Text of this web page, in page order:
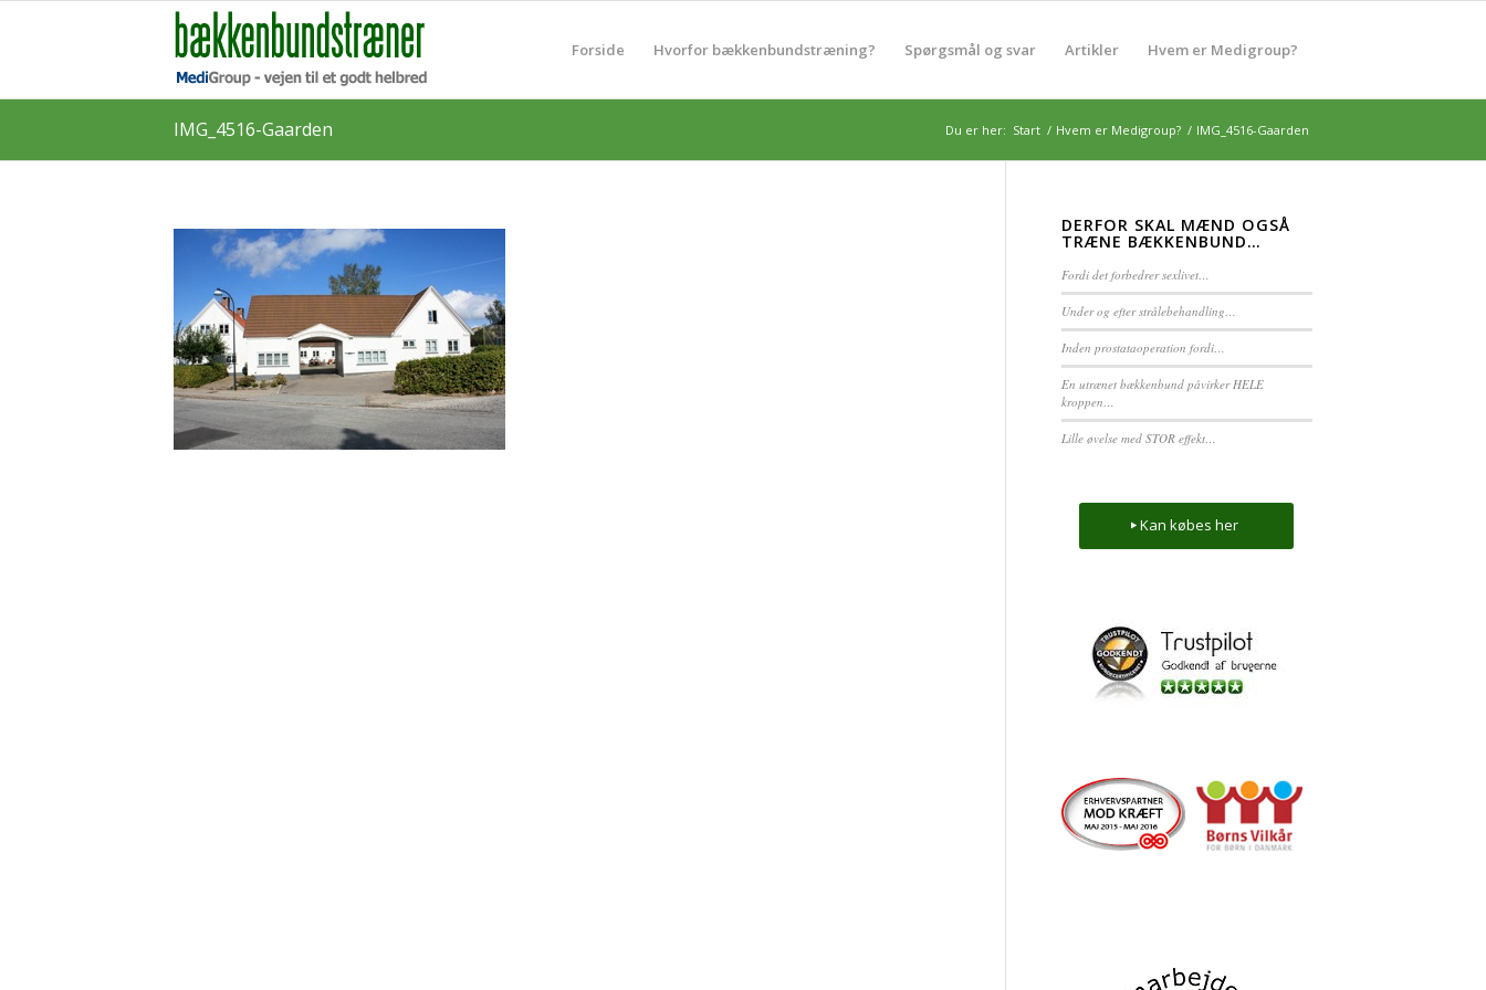
Forside Hvorfor bækkenbundstræning? Spørgsmål og svar Artikler Hvem er Medigroup?
IMG_4516-Gaarden Du er her: Start / Hvem er Medigroup? / IMG_4516-Gaarden
DERFOR SKAL MÆND OGSÅ
TRÆNE BÆKKENBUND…
Fordi det forbedrer sexlivet…
Under og efter strålebehandling…
Inden prostataoperation fordi…
En utrænet bækkenbund påvirker HELE
kroppen…
Lille øvelse med STOR effekt…
Kan købes her